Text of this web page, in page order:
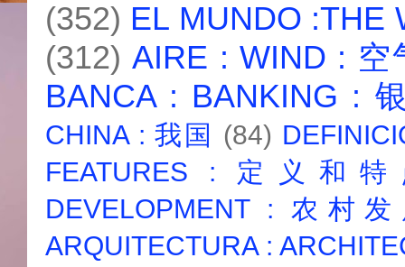
(352) EL MUNDO :THE
(312) AIRE : WIND : 空
BANCA : BANKING :
CHINA : 我国 (84)
FEATURES : 定义和
DEVELOPMENT : 农村
ARQUITECTURA :